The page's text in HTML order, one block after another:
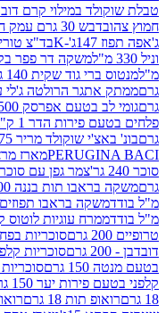
קרם דובדבן 86 גרם
דבש 30 גרם עמק חפר
טרולי
בד"צ טורינו טנטיישן חלב
משקה דר פפר בקבוק 450מ"ל
גוד שקית 140 גרם
הרולטה ג'לי ענק 90 גרם
אפרסק 500 גרם
לקריץ
הדר 1 ק"ג
שוקולד מריר 175ג'
מארז מרציפן ללא
תות בננה 300 מ"ל בודד
בראבו תפוזים 300 מ"ל בודד
עוגיות לוטוס קרמל 400 גרם
סוכריות בפחית פרות יער - 175
סוכריות קלפני בטעם פירות
סוכריות קלפני בטעם
יער 150 גרם
ריטר חלב
תות 18 גרם
רואופ פטל 18 גרם